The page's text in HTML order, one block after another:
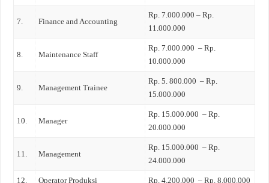
7. Finance and Accounting
Rp. 7.000.000 – Rp.
11.000.000
8. Maintenance Staff
Rp. 7.000.000 – Rp.
10.000.000
9. Management Trainee
Rp. 5. 800.000 – Rp.
15.000.000
10. Manager
Rp. 15.000.000 – Rp.
20.000.000
11. Management
Rp. 15.000.000 – Rp.
24.000.000
12. Operator Produksi Rp. 4.200.000 – Rp. 8.000.000